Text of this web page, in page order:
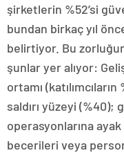
şirketlerin %52’si
bundan birkaç yıl
belirtiyor. Bu
şunlar yer alıyor:
ortamı
saldırı yüzeyi (%40);
operasyonlarına
becerileri veya